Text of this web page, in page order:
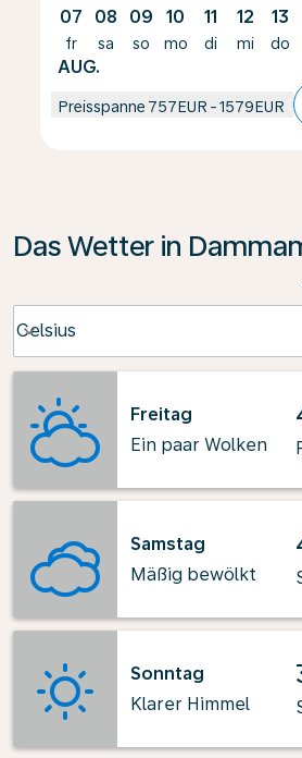
07
fr
AUG.
08
sa
09
so
10
mo
11
di
12
mi
13
do
Preisspanne 757EUR -1579EUR
Das Wetter in
Celsius
keyboard_arrow_down
Freitag
Ein paar Wolken
Samstag
Mäßig bewölkt
Sonntag
Klarer Himmel